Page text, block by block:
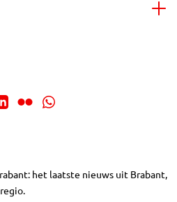
het laatste nieuws uit Brabant,